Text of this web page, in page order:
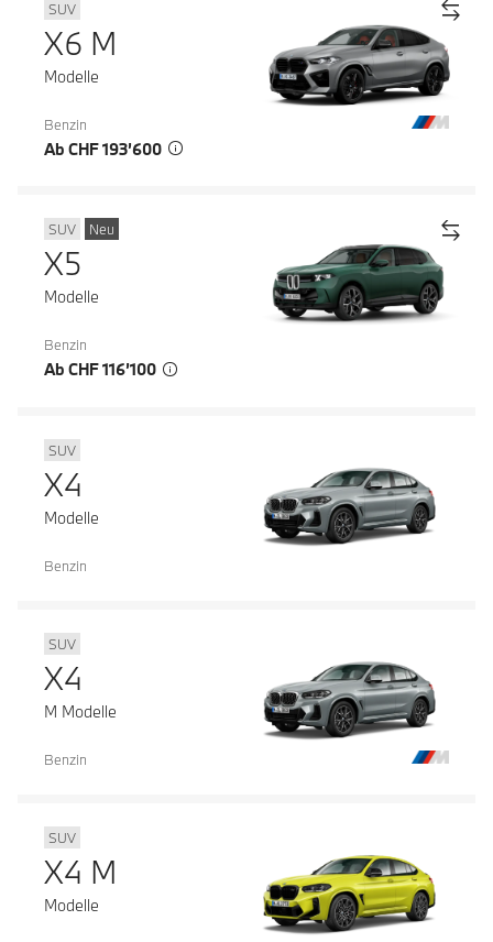
SUV
X6 M
Modelle
Benzin
Ab CHF 193’600
SUV Neu
X5
Modelle
Benzin
Ab CHF 116’100
SUV
X4
Modelle
Benzin
SUV
X4
M Modelle
Benzin
SUV
X4 M
Modelle